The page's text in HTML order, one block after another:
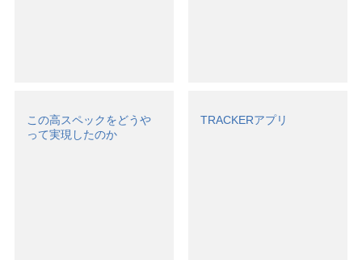
この高スペックをどうや
って実現したのか
TRACKERアプリ